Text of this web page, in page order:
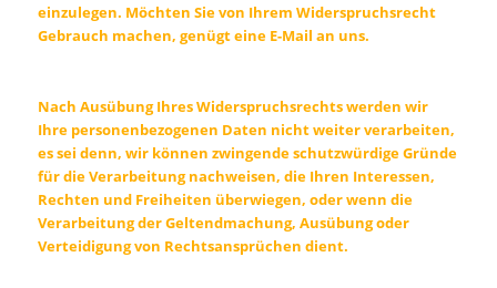
einzulegen. Möchten Sie von Ihrem Widerspruchsrecht
Gebrauch machen, genügt eine E-Mail an uns.
Nach Ausübung Ihres Widerspruchsrechts werden wir
Ihre personenbezogenen Daten nicht weiter verarbeiten,
es sei denn, wir können zwingende schutzwürdige Gründe
für die Verarbeitung nachweisen, die Ihren Interessen,
Rechten und Freiheiten überwiegen, oder wenn die
Verarbeitung der Geltendmachung, Ausübung oder
Verteidigung von Rechtsansprüchen dient.